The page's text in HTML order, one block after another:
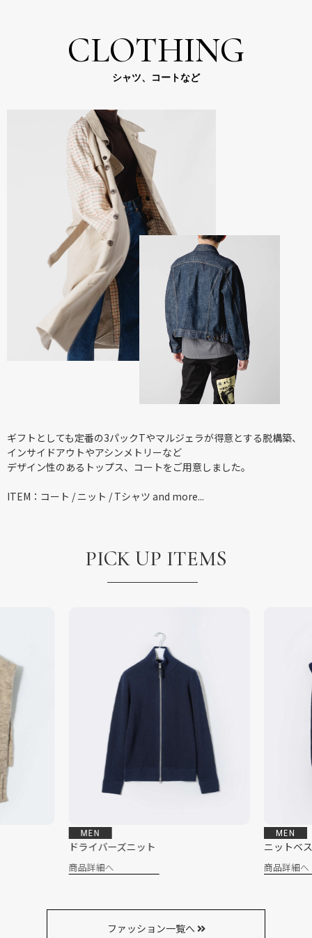
CLOTHING
シャツ、コートなど
ギフトとしても定番の3パックTやマルジェラが得意とする脱構築、
インサイドアウトやアシンメトリーなど
デザイン性のあるトップス、コートをご用意しました。
ITEM：コート / ニット / Tシャツ and more...
PICK UP ITEMS
MEN
ドライバーズニット
商品詳細へ
MEN
ニットベ
商品詳細へ
ファッション一覧へ